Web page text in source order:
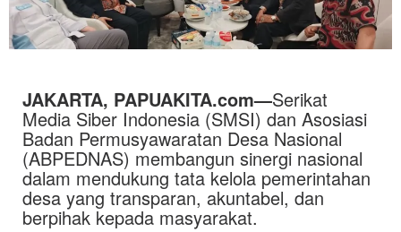
JAKARTA, PAPUAKITA.com—Serikat
Media Siber Indonesia (SMSI) dan Asosiasi
Badan Permusyawaratan Desa Nasional
(ABPEDNAS) membangun sinergi nasional
dalam mendukung tata kelola pemerintahan
desa yang transparan, akuntabel, dan
berpihak kepada masyarakat.